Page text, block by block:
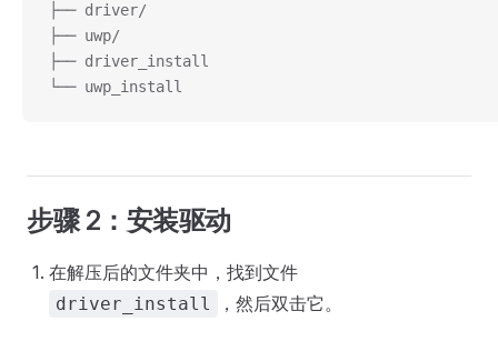
├── driver/
├── uwp/
├── driver_install
└── uwp_install
步骤 2：安装驱动
在解压后的文件夹中，找到文件
driver_install ，然后双击它。